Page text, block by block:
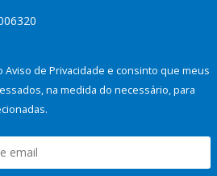
de Privacidade e consinto que meus
na medida do necessário, para